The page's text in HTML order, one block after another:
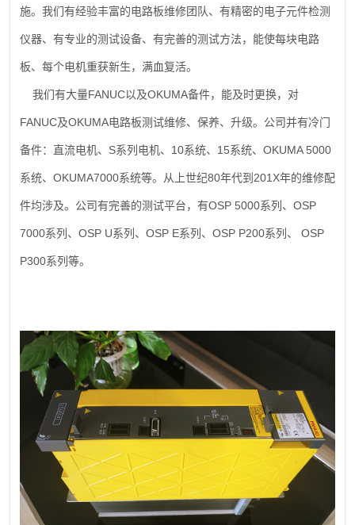
施。我们有经验丰富的电路板维修团队、有精密的电子元件检测
仪器、有专业的测试设备、有完善的测试方法，能使每块电路
板、每个电机重获新生，满血复活。
我们有大量FANUC以及OKUMA备件，能及时更换，对
FANUC及OKUMA电路板测试维修、保养、升级。公司并有冷门
备件：直流电机、 S系列电机、 10系统、 15系统、 OKUMA 5000
系统、 OKUMA7000系统等。从上世纪80年代到 201X年的维修配
件均涉及。公司有完善的测试平台，有OSP 5000系列、 OSP
7000系列、 OSP U系列、 OSP E系列、 OSP P200系列、 OSP
P300系列等。